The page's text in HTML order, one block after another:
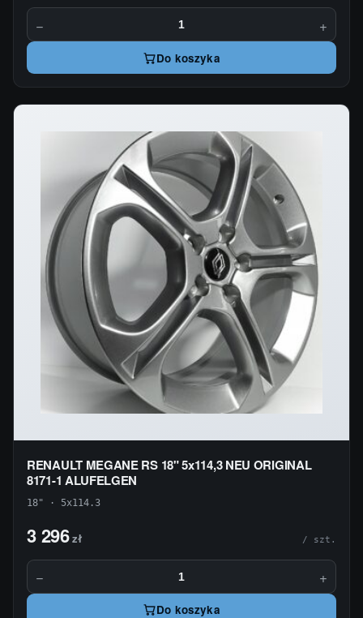
− +
Do koszyka
RENAULT MEGANE RS 18" 5x114,3 NEU ORIGINAL
8171-1 ALUFELGEN
18" · 5x114.3
3 296zł / szt.
− +
Do koszyka